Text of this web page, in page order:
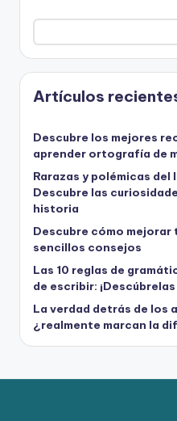
Artículos
Descubre los mejores
aprender ortografía de
Rarazas y polémicas del
Descubre las
historia
Descubre cómo
sencillos consejos
Las 10 reglas de
de escribir:
La verdad detrás de los
¿realmente marcan la